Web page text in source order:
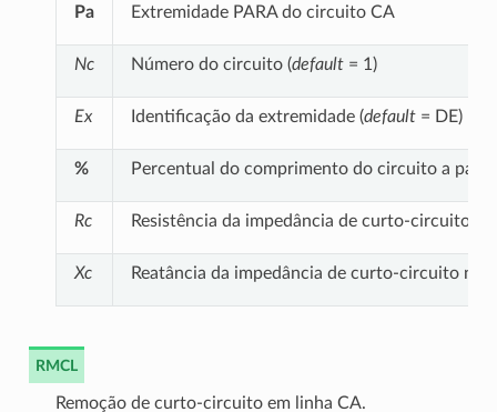
Pa Extremidade PARA do circuito CA
Nc Número do circuito (default= 1)
Ex Identificação da extremidade (default= DE)
% Percentual do comprimento do circuito a
Rc Resistência da impedância de curto-circuito na
Xc Reatância da impedância de curto-circuito na
RMCL
Remoção de curto-circuito em linha CA.